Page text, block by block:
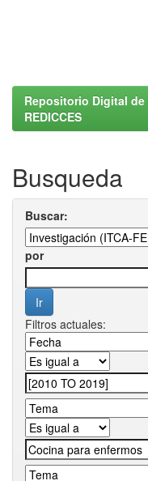
Repositorio Digital
REDICCES
Busqueda
Buscar:
por
Filtros actuales: